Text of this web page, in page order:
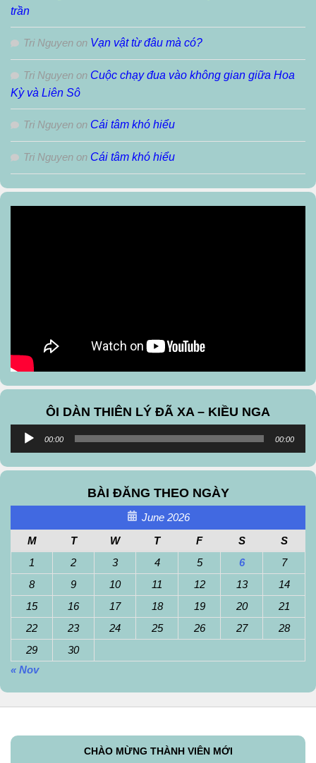
trần
Tri Nguyen on Vạn vật từ đâu mà có?
Tri Nguyen on Cuộc chạy đua vào không gian giữa Hoa
Kỳ và Liên Sô
Tri Nguyen on Cái tâm khó hiểu
Tri Nguyen on Cái tâm khó hiểu
ÔI DÀN THIÊN LÝ ĐÃ XA – KIỀU NGA
Audio
00:00 00:00
BÀI ĐĂNG THEO NGÀY
June 2026
M
T W T F S
S
1
2 3 4 5 6
7
8
9 10 11 12 13
14
15
16 17 18 19 20
21
22
23 24 25 26 27
28
29
30
« Nov
CHÀO MỪNG THÀNH VIÊN MỚI